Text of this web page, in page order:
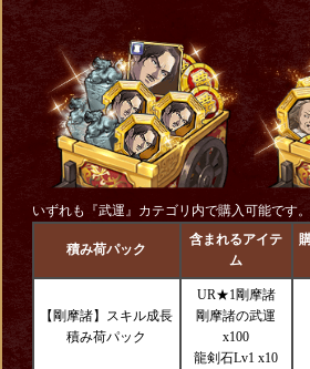
いずれも『武運』カテゴリ内で購入可能です。
積み荷パック
含まれるアイテ
ム
【剛摩諸】スキル成長
積み荷パック
UR★1剛摩諸
剛摩諸の武運
x100
龍剣石Lv1 x10